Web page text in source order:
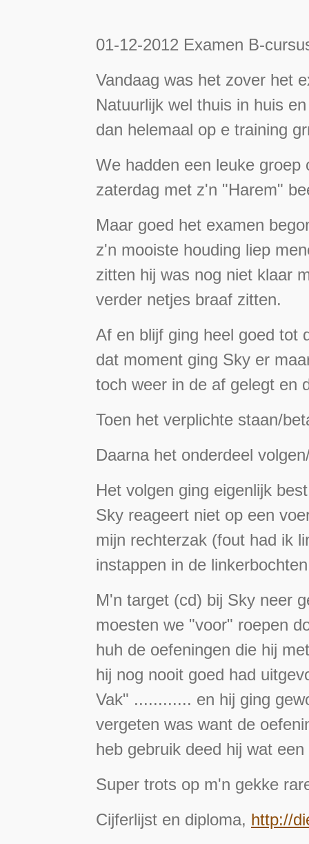
01-12-2012 Examen B-
Vandaag was het zover het
Natuurlijk wel thuis in huis
dan helemaal op e training
We hadden een leuke
zaterdag met z'n "Harem"
Maar goed het examen
z'n mooiste houding liep
zitten hij was nog niet klaar
verder netjes braaf zitten.
Af en blijf ging heel goed tot
dat moment ging Sky er
toch weer in de af gelegt en
Toen het verplichte staan/
Daarna het onderdeel
Het volgen ging eigenlijk
Sky reageert niet op een
mijn rechterzak (fout had ik
instappen in de
M'n target (cd) bij Sky neer
moesten we "voor" roepen
huh de oefeningen die hij
hij nog nooit goed had
Vak" ............ en hij ging
vergeten was want de
heb gebruik deed hij wat
Super trots op m'n gekke
Cijferlijst en diploma, http://